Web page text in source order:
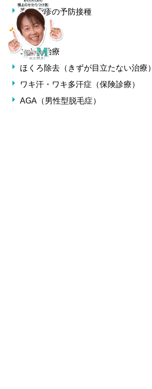
帯状疱疹の予防接種
皮膚科
ニキビ治療
ほくろ除去（きずが目立たない治療）
ワキ汗・ワキ多汗症（保険診療）
AGA（男性型脱毛症）